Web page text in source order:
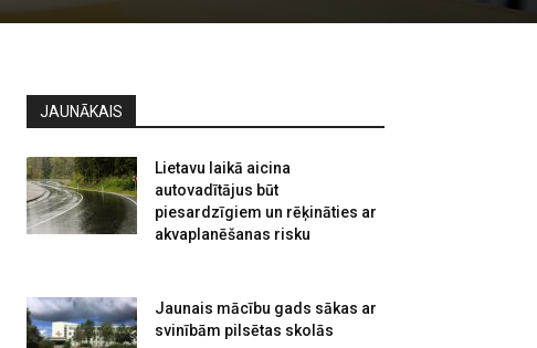
JAUNĀKAIS
Lietavu laikā aicina
autovadītājus būt
piesardzīgiem un rēķināties ar
akvaplanēšanas risku
Jaunais mācību gads sākas ar
svinībām pilsētas skolās